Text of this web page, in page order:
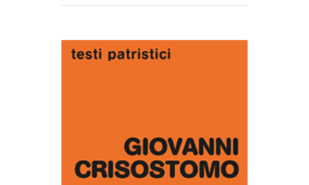
AGGIUNGI AL CARRELLO